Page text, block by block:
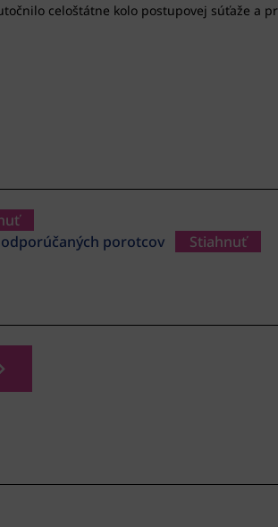
celoštátne kolo postupovej súťaže a
odporúčaných porotcov
Stiahnuť